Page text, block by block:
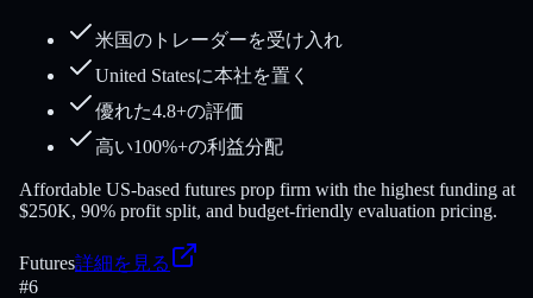
米国のトレーダーを受け入れ
United Statesに本社を置く
優れた4.8+の評価
高い100%+の利益分配
Affordable US-based futures prop firm with the highest funding at
$250K, 90% profit split, and budget-friendly evaluation pricing.
Futures詳細を見る
#6